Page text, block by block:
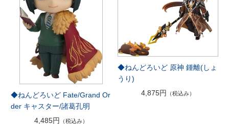
◆ねんどろいど Fate/Grand Or
der キャスター/諸葛孔明
4,485円
（税込み）
◆ねんどろいど 原神 鍾離(しょ
うり)
4,875円
（税込み）